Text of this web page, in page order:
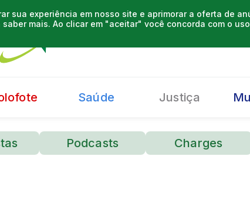
sua experiência em nosso site e aprimorar a oferta de
saber mais. Ao clicar em "aceitar" você concorda com o
Saúde Justiça
Podcasts Charges